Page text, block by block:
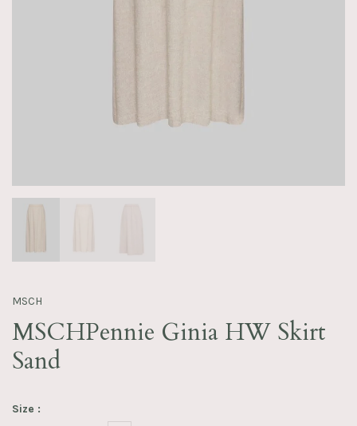
MSCH
MSCHPennie Ginia HW Skirt
Sand
Size :